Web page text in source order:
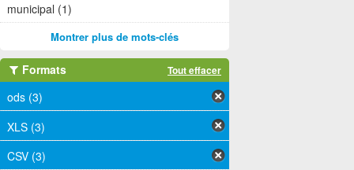
municipal (1)
Montrer plus de mots-clés
Formats Tout effacer
ods (3)
XLS (3)
CSV (3)